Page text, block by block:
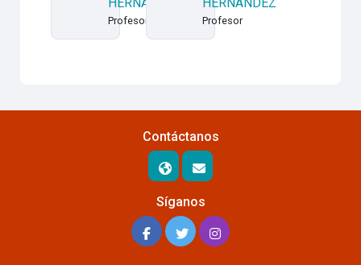
Profesor Profesor
Contáctanos
Síganos